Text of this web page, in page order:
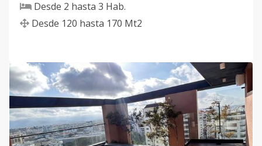
Desde 2 hasta 3 Hab.
Desde 120 hasta 170 Mt2